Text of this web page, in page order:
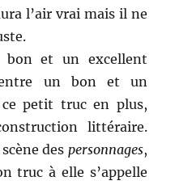
l’air vrai mais il ne
bon et un excellent
un bon et un
ce petit truc en plus,
littéraire.
des personnages,
truc à elle s’appelle